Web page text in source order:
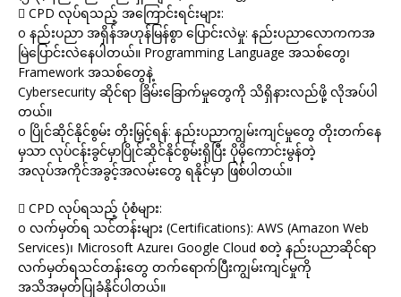
 CPD လုပ်ရသည့် အကြောင်းရင်းများ:
o နည်းပညာ အရှိန်အဟုန်မြန်စွာ ပြောင်းလဲမှု: နည်းပညာလောကကအ
မြဲပြောင်းလဲနေပါတယ်။ Programming Language အသစ်တွေ၊
Framework အသစ်တွေနဲ့
Cybersecurity ဆိုင်ရာ ခြိမ်းခြောက်မှုတွေကို သိရှိနားလည်ဖို့ လိုအပ်ပါ
တယ်။
o ပြိုင်ဆိုင်နိုင်စွမ်း တိုးမြှင့်ရန်: နည်းပညာကျွမ်းကျင်မှုတွေ တိုးတက်နေ
မှသာ လုပ်ငန်းခွင်မှာပြိုင်ဆိုင်နိုင်စွမ်းရှိပြီး ပိုမိုကောင်းမွန်တဲ့
အလုပ်အကိုင်အခွင့်အလမ်းတွေ ရနိုင်မှာ ဖြစ်ပါတယ်။
 CPD လုပ်ရသည့် ပုံစံများ:
o လက်မှတ်ရ သင်တန်းများ (Certifications): AWS (Amazon Web
Services)၊ Microsoft Azure၊ Google Cloud စတဲ့ နည်းပညာဆိုင်ရာ
လက်မှတ်ရသင်တန်းတွေ တက်ရောက်ပြီးကျွမ်းကျင်မှုကို
အသိအမှတ်ပြုခံနိုင်ပါတယ်။